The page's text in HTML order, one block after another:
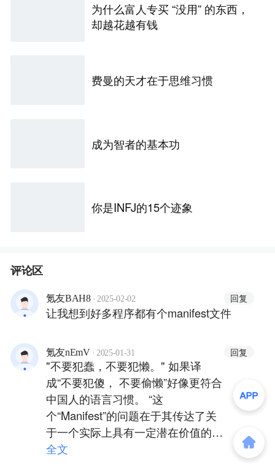
为什么富人专买 “没用” 的东西，
却越花越有钱
费曼的天才在于思维习惯
成为智者的基本功
你是INFJ的15个迹象
评论区
氪友BAH8 · 2025-02-02 回复
让我想到好多程序都有个manifest文件
氪友nEmV · 2025-01-31 回复
"不要犯蠢，不要犯懒。" 如果译
成“不要犯傻， 不要偷懒”好像更符合
中国人的语言习惯。 “这
个“Manifest”的问题在于其传达了关
于一个实际上具有一定潜在价值的概
念的错误信息，而他们传达信息的方
全文